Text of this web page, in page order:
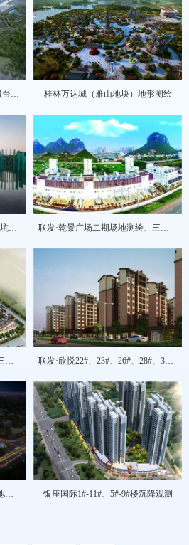
桂林两江国际机场19号跑道下滑台平整工程地形图测量 桂林万达城（雁山地块）地形测绘
联发·乾景广场二期场地测绘、三期住宅小区建筑应急沉降观测 联发·欣悦22#、23#、26#、28#、30#、35#楼沉降观测
兴宸·山水中央项目3#、4#地块地下室深基坑监测 银座国际1#-11#、5#-9#楼沉降观测